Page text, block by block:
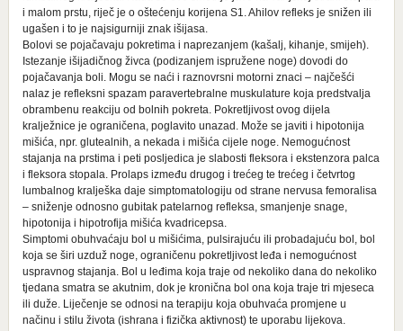
i malom prstu, riječ je o oštećenju korijena S1. Ahilov refleks je snižen ili
ugašen i to je najsigurniji znak išijasa.
Bolovi se pojačavaju pokretima i naprezanjem (kašalj, kihanje, smijeh).
Istezanje išijadičnog živca (podizanjem ispružene noge) dovodi do
pojačavanja boli. Mogu se naći i raznovrsni motorni znaci – najčešći
nalaz je refleksni spazam paravertebralne muskulature koja predstvalja
obrambenu reakciju od bolnih pokreta. Pokretljivost ovog dijela
kralježnice je ograničena, poglavito unazad. Može se javiti i hipotonija
mišića, npr. glutealnih, a nekada i mišića cijele noge. Nemogućnost
stajanja na prstima i peti posljedica je slabosti fleksora i ekstenzora palca
i fleksora stopala. Prolaps između drugog i trećeg te trećeg i četvrtog
lumbalnog kralješka daje simptomatologiju od strane nervusa femoralisa
– sniženje odnosno gubitak patelarnog refleksa, smanjenje snage,
hipotonija i hipotrofija mišića kvadricepsa.
Simptomi obuhvaćaju bol u mišićima, pulsirajuću ili probadajuću bol, bol
koja se širi uzduž noge, ograničenu pokretljivost leđa i nemogućnost
uspravnog stajanja. Bol u leđima koja traje od nekoliko dana do nekoliko
tjedana smatra se akutnim, dok je kronična bol ona koja traje tri mjeseca
ili duže. Liječenje se odnosi na terapiju koja obuhvaća promjene u
načinu i stilu života (ishrana i fizička aktivnost) te uporabu lijekova.